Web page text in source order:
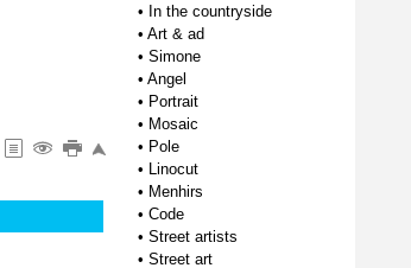
• In the countryside
• Art & ad
• Simone
• Angel
• Portrait
• Mosaic
• Pole
• Linocut
• Menhirs
• Code
• Street artists
• Street art